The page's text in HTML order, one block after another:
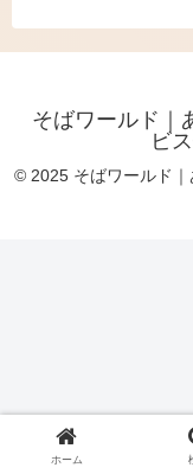
そばワールド｜
ビ
© 2025 そばワールド
ホーム